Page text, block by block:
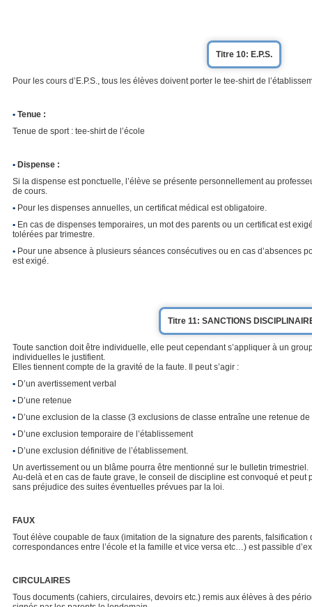
Titre 10: E.P.S.
Pour les cours d’E.P.S., tous les élèves doivent porter le tee-shirt de
• Tenue :
Tenue de sport : tee-shirt de l’école
• Dispense :
Si la dispense est ponctuelle, l’élève se présente personnellement au
de cours.
• Pour les dispenses annuelles, un certificat médical est obligatoire.
• En cas de dispenses temporaires, un mot des parents ou un certificat est
tolérées par trimestre.
• Pour une absence à plusieurs séances consécutives ou en cas d’absences
est exigé.
Titre 11: SANCTIONS
Toute sanction doit être individuelle, elle peut cependant s’appliquer à un
individuelles le justifient.
Elles tiennent compte de la gravité de la faute. Il peut s’agir :
• D’un avertissement verbal
• D’une retenue
• D’une exclusion de la classe (3 exclusions de classe entraîne une retenue
• D’une exclusion temporaire de l’établissement
• D’une exclusion définitive de l’établissement.
Un avertissement ou un blâme pourra être mentionné sur le bulletin trimestriel.
Au-delà et en cas de faute grave, le conseil de discipline est convoqué et peut
sans préjudice des suites éventuelles prévues par la loi.
FAUX
Tout élève coupable de faux (imitation de la signature des parents,
correspondances entre l’école et la famille et vice versa etc…) est passible
CIRCULAIRES
Tous documents (cahiers, circulaires, devoirs etc.) remis aux élèves à des